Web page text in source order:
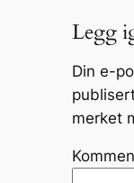
Legg
Din e-
merket